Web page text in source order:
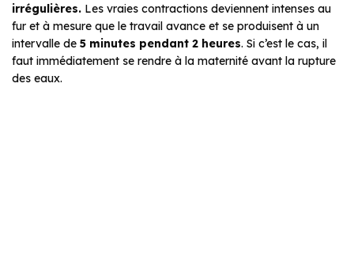
irrégulières. Les vraies contractions deviennent intenses au
fur et à mesure que le travail avance et se produisent à un
intervalle de 5 minutes pendant 2 heures. Si c’est le cas, il
faut immédiatement se rendre à la maternité avant la rupture
des eaux.